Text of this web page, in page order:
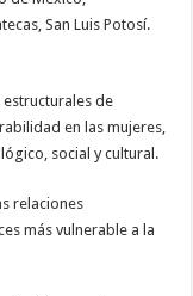
San Luis Potosí.
de
en las mujeres,
social y cultural.
relaciones
más vulnerable a la